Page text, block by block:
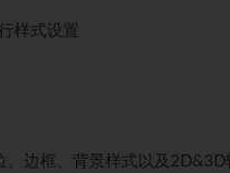
样式设置
边框、背景样式以及